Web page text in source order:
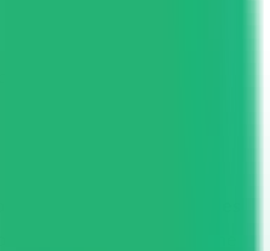
en España,
escrito. Pero sí conviene